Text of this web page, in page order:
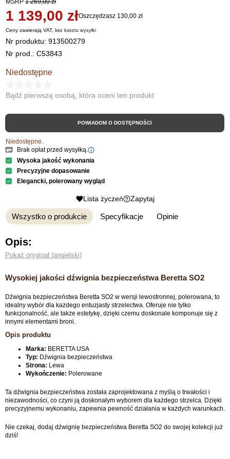
MSRP 1 269,00 zł
1 139,00 złOszczędzasz 130,00 zł
Ceny zawierają VAT,bez kosztuwysyłki
Nr produktu:913500279
Nr prod.: C53843
Niedostępne
Bądź pierwszą osobą, która oceni ten produkt
POWIADOM O DOSTĘPNOŚCI
Niedostępne.
Brak opłat przed wysyłką.
Wysoka jakość wykonania
Precyzyjne dopasowanie
Elegancki, polerowany wygląd
Lista życzeń Zapytaj
Wszystko o produkcie Specyfikacje Opinie
Opis:
Pokaż oryginał (angielski)
Wysokiej jakości dźwignia bezpieczeństwa Beretta SO2
Dźwignia bezpieczeństwa Beretta SO2 w wersji lewostronnej, polerowana, to
idealny wybór dla każdego entuzjasty strzelectwa. Oferuje nie tylko
funkcjonalność, ale także estetykę, dzięki czemu doskonale komponuje się z
innymi elementami broni.
Opis produktu
Marka: BERETTA USA
Typ: Dźwignia bezpieczeństwa
Strona: Lewa
Wykończenie: Polerowane
Ta dźwignia bezpieczeństwa została zaprojektowana z myślą o trwałości i
niezawodności, co czyni ją doskonałym wyborem dla każdego strzelca. Dzięki
precyzyjnemu wykonaniu, zapewnia pewność działania w każdych warunkach.
Nie czekaj, dodaj dźwignię bezpieczeństwa Beretta SO2 do swojej kolekcji już
dziś!